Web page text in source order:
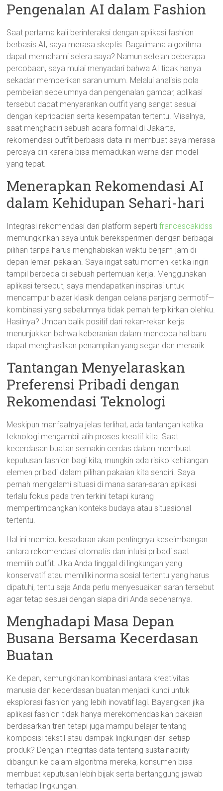
Pengenalan AI dalam Fashion
Saat pertama kali berinteraksi dengan aplikasi fashion
berbasis AI, saya merasa skeptis. Bagaimana algoritma
dapat memahami selera saya? Namun setelah beberapa
percobaan, saya mulai menyadari bahwa AI tidak hanya
sekadar memberikan saran umum. Melalui analisis pola
pembelian sebelumnya dan pengenalan gambar, aplikasi
tersebut dapat menyarankan outfit yang sangat sesuai
dengan kepribadian serta kesempatan tertentu. Misalnya,
saat menghadiri sebuah acara formal di Jakarta,
rekomendasi outfit berbasis data ini membuat saya merasa
percaya diri karena bisa memadukan warna dan model
yang tepat.
Menerapkan Rekomendasi AI
dalam Kehidupan Sehari-hari
Integrasi rekomendasi dari platform sepertifrancescakidss
memungkinkan saya untuk bereksperimen dengan berbagai
pilihan tanpa harus menghabiskan waktu berjam-jam di
depan lemari pakaian. Saya ingat satu momen ketika ingin
tampil berbeda di sebuah pertemuan kerja. Menggunakan
aplikasi tersebut, saya mendapatkan inspirasi untuk
mencampur blazer klasik dengan celana panjang bermotif—
kombinasi yang sebelumnya tidak pernah terpikirkan olehku.
Hasilnya? Umpan balik positif dari rekan-rekan kerja
menunjukkan bahwa keberanian dalam mencoba hal baru
dapat menghasilkan penampilan yang segar dan menarik.
Tantangan Menyelaraskan
Preferensi Pribadi dengan
Rekomendasi Teknologi
Meskipun manfaatnya jelas terlihat, ada tantangan ketika
teknologi mengambil alih proses kreatif kita. Saat
kecerdasan buatan semakin cerdas dalam membuat
keputusan fashion bagi kita, mungkin ada risiko kehilangan
elemen pribadi dalam pilihan pakaian kita sendiri. Saya
pernah mengalami situasi di mana saran-saran aplikasi
terlalu fokus pada tren terkini tetapi kurang
mempertimbangkan konteks budaya atau situasional
tertentu.
Hal ini memicu kesadaran akan pentingnya keseimbangan
antara rekomendasi otomatis dan intuisi pribadi saat
memilih outfit. Jika Anda tinggal di lingkungan yang
konservatif atau memiliki norma sosial tertentu yang harus
dipatuhi, tentu saja Anda perlu menyesuaikan saran tersebut
agar tetap sesuai dengan siapa diri Anda sebenarnya.
Menghadapi Masa Depan
Busana Bersama Kecerdasan
Buatan
Ke depan, kemungkinan kombinasi antara kreativitas
manusia dan kecerdasan buatan menjadi kunci untuk
eksplorasi fashion yang lebih inovatif lagi. Bayangkan jika
aplikasi fashion tidak hanya merekomendasikan pakaian
berdasarkan tren tetapi juga mampu belajar tentang
komposisi tekstil atau dampak lingkungan dari setiap
produk? Dengan integritas data tentang sustainability
dibangun ke dalam algoritma mereka, konsumen bisa
membuat keputusan lebih bijak serta bertanggung jawab
terhadap lingkungan.